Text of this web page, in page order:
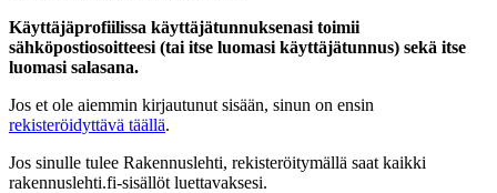
Käyttäjäprofiilissa käyttäjätunnuksenasi toimii
sähköpostiosoitteesi (tai itse luomasi käyttäjätunnus) sekä itse
luomasi salasana.
Jos et ole aiemmin kirjautunut sisään, sinun on ensin
rekisteröidyttävä täällä.
Jos sinulle tulee Rakennuslehti, rekisteröitymällä saat kaikki
rakennuslehti.fi-sisällöt luettavaksesi.